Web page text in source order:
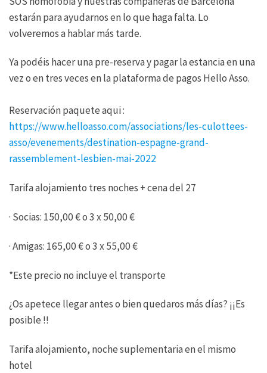
estarán para ayudarnos en lo que haga falta. Lo
volveremos a hablar más tarde.
Ya podéis hacer una pre-reserva y pagar la estancia en una
vez o en tres veces en la plataforma de pagos Hello Asso.
Reservación paquete aqui :
https://www.helloasso.com/associations/les-culottees-
asso/evenements/destination-espagne-grand-
rassemblement-lesbien-mai-2022
Tarifa alojamiento tres noches + cena del 27
· Socias: 150,00 € o 3 x 50,00 €
· Amigas: 165,00 € o 3 x 55,00 €
*Este precio no incluye el transporte
¿Os apetece llegar antes o bien quedaros más días? ¡¡Es
posible !!
Tarifa alojamiento, noche suplementaria en el mismo
hotel